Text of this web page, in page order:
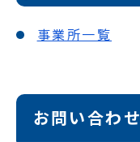
事業所一覧
お問い合わせ